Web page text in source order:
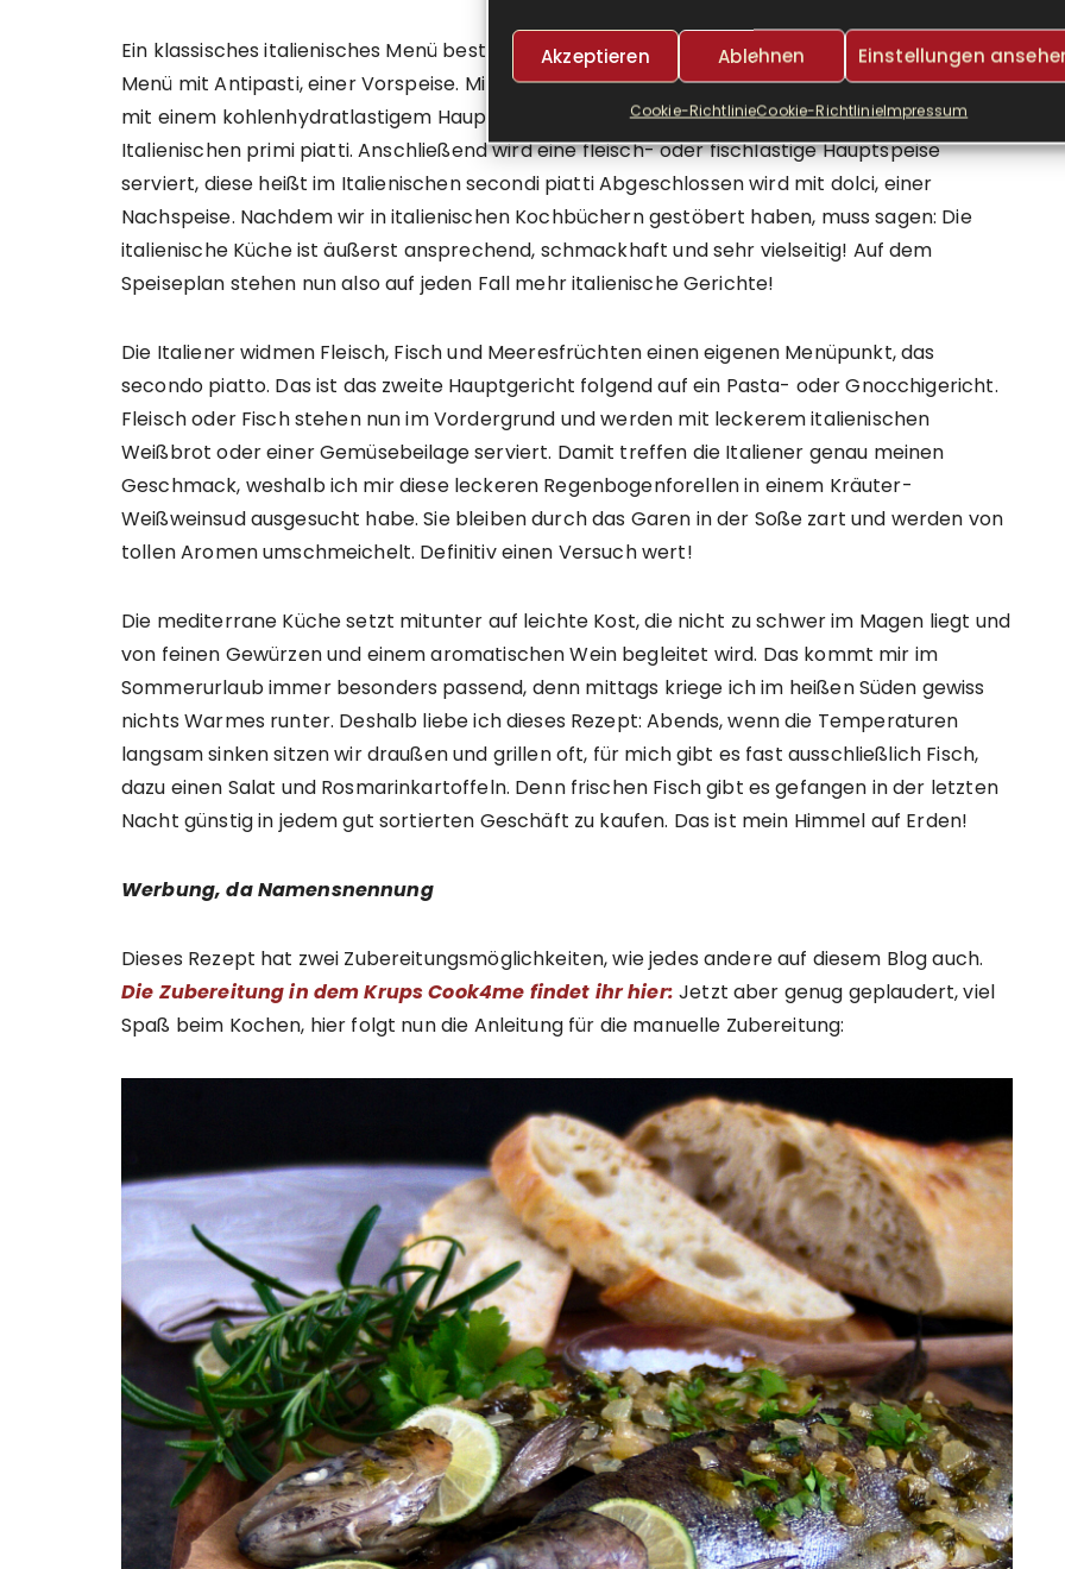
Akzeptieren Ablehnen Einstellungen
Cookie-RichtlinieCookie-RichtlinieImpressum
Ein klassisches italienisches Menü besteht aus vier Gängen: Eröffnet wird ein italienisches
Menü mit Antipasti, einer Vorspeise. Mit dieser fange auch ich das Menü an. Weiter gehts dann
mit einem kohlenhydratlastigem Hauptgericht wie Pasta oder Gnocchi, das nennt man im
Italienischen primi piatti. Anschließend wird eine fleisch- oder fischlastige Hauptspeise
serviert, diese heißt im Italienischen secondi piatti Abgeschlossen wird mit dolci, einer
Nachspeise. Nachdem wir in italienischen Kochbüchern gestöbert haben, muss sagen: Die
italienische Küche ist äußerst ansprechend, schmackhaft und sehr vielseitig! Auf dem
Speiseplan stehen nun also auf jeden Fall mehr italienische Gerichte!
Die Italiener widmen Fleisch, Fisch und Meeresfrüchten einen eigenen Menüpunkt, das
secondo piatto. Das ist das zweite Hauptgericht folgend auf ein Pasta- oder Gnocchigericht.
Fleisch oder Fisch stehen nun im Vordergrund und werden mit leckerem italienischen
Weißbrot oder einer Gemüsebeilage serviert. Damit treffen die Italiener genau meinen
Geschmack, weshalb ich mir diese leckeren Regenbogenforellen in einem Kräuter-
Weißweinsud ausgesucht habe. Sie bleiben durch das Garen in der Soße zart und werden von
tollen Aromen umschmeichelt. Definitiv einen Versuch wert!
Die mediterrane Küche setzt mitunter auf leichte Kost, die nicht zu schwer im Magen liegt und
von feinen Gewürzen und einem aromatischen Wein begleitet wird. Das kommt mir im
Sommerurlaub immer besonders passend, denn mittags kriege ich im heißen Süden gewiss
nichts Warmes runter. Deshalb liebe ich dieses Rezept: Abends, wenn die Temperaturen
langsam sinken sitzen wir draußen und grillen oft, für mich gibt es fast ausschließlich Fisch,
dazu einen Salat und Rosmarinkartoffeln. Denn frischen Fisch gibt es gefangen in der letzten
Nacht günstig in jedem gut sortierten Geschäft zu kaufen. Das ist mein Himmel auf Erden!
Werbung, da Namensnennung
Dieses Rezept hat zwei Zubereitungsmöglichkeiten, wie jedes andere auf diesem Blog auch.
Die Zubereitung in dem Krups Cook4me findet ihr hier: Jetzt aber genug geplaudert, viel
Spaß beim Kochen, hier folgt nun die Anleitung für die manuelle Zubereitung: